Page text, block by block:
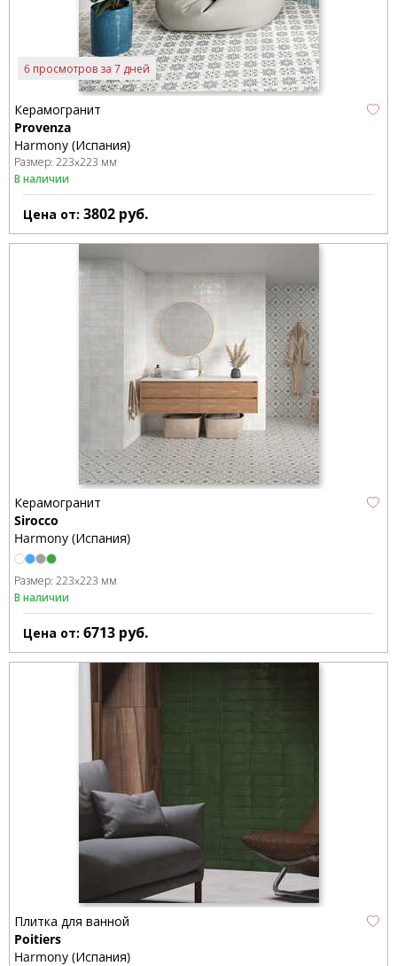
6 просмотров за 7 дней
Керамогранит
Provenza
Harmony (Испания)
Размер: 223x223 мм
В наличии
Цена от: 3802 руб.
Керамогранит
Sirocco
Harmony (Испания)
Размер: 223x223 мм
В наличии
Цена от: 6713 руб.
Плитка для ванной
Poitiers
Harmony (Испания)